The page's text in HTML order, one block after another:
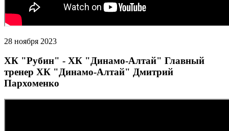
28 ноября 2023
ХК "Рубин" - ХК "Динамо-Алтай" Главный
тренер ХК "Динамо-Алтай" Дмитрий
Пархоменко